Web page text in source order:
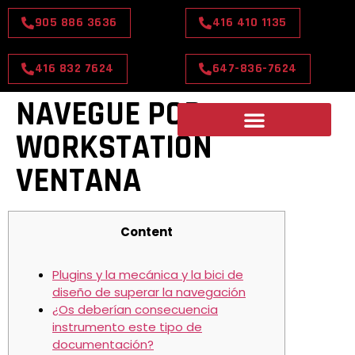
905 886 3636 416 410 1135
416 832 7624 647-836-7624
NAVEGUE POR
WORKSTATION
VENTANA
Content
Plugins y la mecánica y la bici de
diseño de superar la navegación
¿Os deberían consecuencia
instrumento este tipo de
documentación?